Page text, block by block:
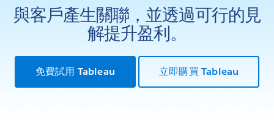
與客戶產生關聯，並透過可行的見
解提升盈利。
免費試用 Tableau 立即購買 Tableau